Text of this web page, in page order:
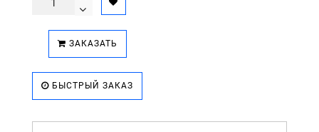
ЗАКАЗАТЬ
БЫСТРЫЙ ЗАКАЗ